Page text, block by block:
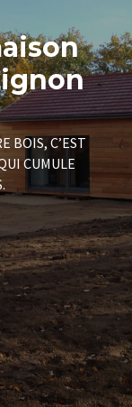
BOIS, C’EST
CUMULE